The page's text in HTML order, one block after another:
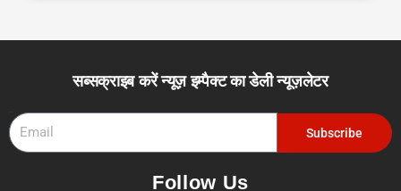
सब्सक्राइब करें न्यूज़ इम्पैक्ट का डेली न्यूज़लेटर
Subscribe
Follow Us